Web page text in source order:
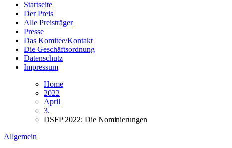
Startseite
Der Preis
Alle Preisträger
Presse
Das Komitee/Kontakt
Die Geschäftsordnung
Datenschutz
Impressum
Home
2022
April
3.
DSFP 2022: Die Nominierungen
Allgemein